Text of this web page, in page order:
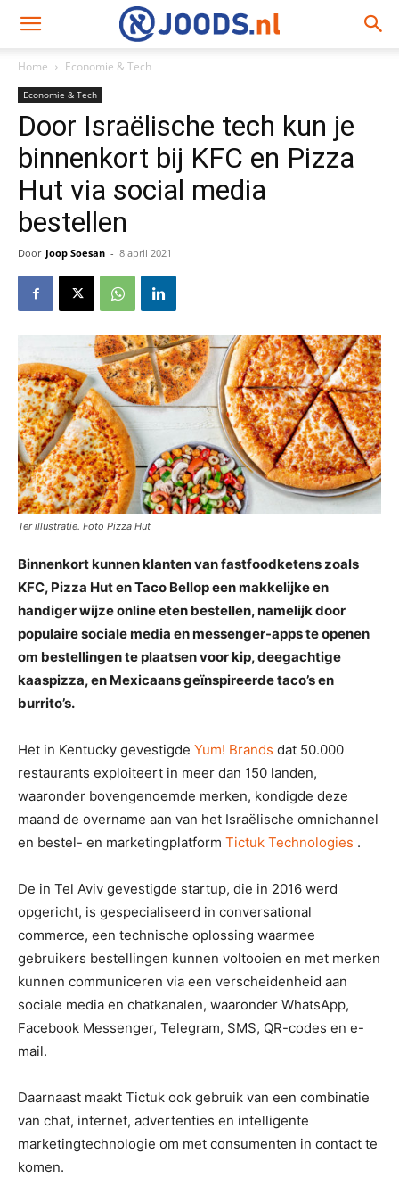
Home Economie & Tech
Economie & Tech
Door Israëlische tech kun je
binnenkort bij KFC en Pizza
Hut via social media
bestellen
Door Joop Soesan - 8 april 2021
Ter illustratie. Foto Pizza Hut
Binnenkort kunnen klanten van fastfoodketens zoals
KFC, Pizza Hut en Taco Bellop een makkelijke en
handiger wijze online eten bestellen, namelijk door
populaire sociale media en messenger-apps te openen
om bestellingen te plaatsen voor kip, deegachtige
kaaspizza, en Mexicaans geïnspireerde taco’s en
burrito’s.
Het in Kentucky gevestigde Yum! Brands dat 50.000
restaurants exploiteert in meer dan 150 landen,
waaronder bovengenoemde merken, kondigde deze
maand de overname aan van het Israëlische omnichannel
en bestel- en marketingplatform Tictuk Technologies .
De in Tel Aviv gevestigde startup, die in 2016 werd
opgericht, is gespecialiseerd in conversational
commerce, een technische oplossing waarmee
gebruikers bestellingen kunnen voltooien en met merken
kunnen communiceren via een verscheidenheid aan
sociale media en chatkanalen, waaronder WhatsApp,
Facebook Messenger, Telegram, SMS, QR-codes en e-
mail.
Daarnaast maakt Tictuk ook gebruik van een combinatie
van chat, internet, advertenties en intelligente
marketingtechnologie om met consumenten in contact te
komen.